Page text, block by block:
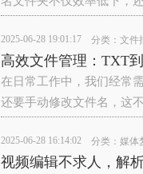
2025-06-28 19:01:17 分类： 文件
高效文件管理：TXT
在日常工作中，我们经常
还要手动修改文件名，这
2025-06-28 16:14:02 分类： 媒体
视频编辑不求人，解